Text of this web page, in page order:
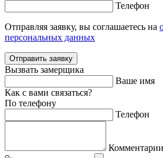
Телефон
Отправляя заявку, вы соглашаетесь на
персональных данных
Отправить заявку
Вызвать замерщика
Ваше имя
Как с вами связаться?
По телефону
Телефон